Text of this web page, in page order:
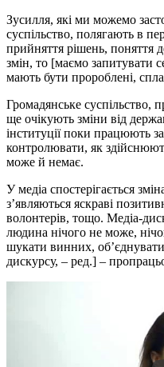
Зусилля, які ми можемо
суспільство, полягають в
прийняття рішень, поняття
змін, то [маємо запитувати
мають бути пророблені,
Громадянське суспільство,
ще очікують зміни від
інституції поки працюють
контролювати, як
може й немає.
У медіа спостерігається
з’являються яскраві
волонтерів, тощо. Медіа-
людина нічого не може,
шукати винних,
дискурсу, – ред.] –